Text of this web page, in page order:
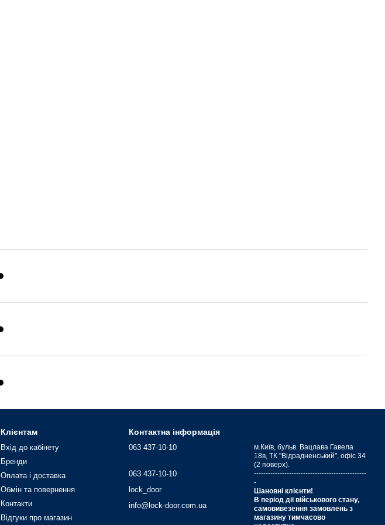
Клієнтам
Вхід до кабінету
Бренди
Оплата і доставка
Обмін та повернення
Контакти
Відгуки про магазин
Контактна інформація
063 437-10-10
063 437-10-10
lock_door
info@lock-door.com.ua
м.Київ, бульв. Вацлава Гавела
18в, ТК "Відрадненський", офіс 34
(2 поверх).
------------------------------------------------
-
Шановні клієнти!
В період дії військового стану,
самовивезення замовлень з
магазину тимчасово